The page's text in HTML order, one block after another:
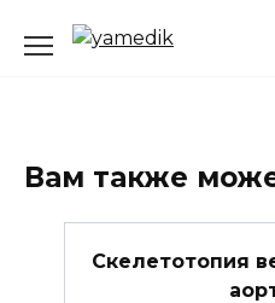
Вам также
Скелетотопия